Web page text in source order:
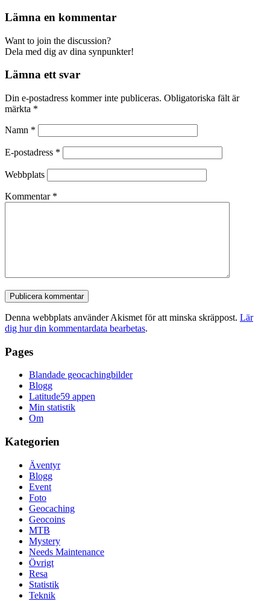
Lämna en kommentar
Want to join the discussion?
Dela med dig av dina synpunkter!
Lämna ett svar
Din e-postadress kommer inte publiceras. Obligatoriska fält är
märkta *
Namn *
E-postadress *
Webbplats
Kommentar *
Denna webbplats använder Akismet för att minska skräppost. Lär
dig hur din kommentardata bearbetas.
Pages
Blandade geocachingbilder
Blogg
Latitude59 appen
Min statistik
Om
Kategorien
Äventyr
Blogg
Event
Foto
Geocaching
Geocoins
MTB
Mystery
Needs Maintenance
Övrigt
Resa
Statistik
Teknik